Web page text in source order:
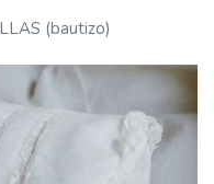
(bautizo)